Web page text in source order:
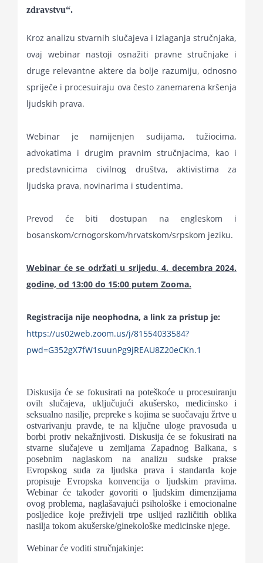
zdravstvu“.
Kroz analizu stvarnih slučajeva i izlaganja stručnjaka,
ovaj webinar nastoji osnažiti pravne stručnjake i
druge relevantne aktere da bolje razumiju, odnosno
spriječe i procesuiraju ova često zanemarena kršenja
ljudskih prava.
Webinar je namijenjen sudijama, tužiocima,
advokatima i drugim pravnim stručnjacima, kao i
predstavnicima civilnog društva, aktivistima za
ljudska prava, novinarima i studentima.
Prevod će biti dostupan na engleskom i
bosanskom/crnogorskom/hrvatskom/srpskom jeziku.
Webinar će se održati u srijedu, 4. decembra 2024.
godine, od 13:00 do 15:00 putem Zooma.
Registracija nije neophodna, a link za pristup je:
https://us02web.zoom.us/j/81554033584?
pwd=G352gX7fW1suunPg9jREAU8Z20eCKn.1
Diskusija će se fokusirati na poteškoće u procesuiranju
ovih slučajeva, uključujući akušersko, medicinsko i
seksualno nasilje, prepreke s kojima se suočavaju žrtve u
ostvarivanju pravde, te na ključne uloge pravosuđa u
borbi protiv nekažnjivosti. Diskusija će se fokusirati na
stvarne slučajeve u zemljama Zapadnog Balkana, s
posebnim naglaskom na analizu sudske prakse
Evropskog suda za ljudska prava i standarda koje
propisuje Evropska konvencija o ljudskim pravima.
Webinar će također govoriti o ljudskim dimenzijama
ovog problema, naglašavajući psihološke i emocionalne
posljedice koje preživjeli trpe uslijed različitih oblika
nasilja tokom akušerske/ginekološke medicinske njege.
Webinar će voditi stručnjakinje: